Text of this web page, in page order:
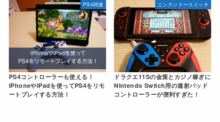
PS4関連
PS4コントローラーも使える！
iPhoneやiPadを使ってPS4をリモ
ートプレイする方法！
ニンテンドースイッチ
ドラクエ11Sの金策とカジノ稼ぎに
Nintendo Switch用の連射パッド
コントローラーが便利すぎた！